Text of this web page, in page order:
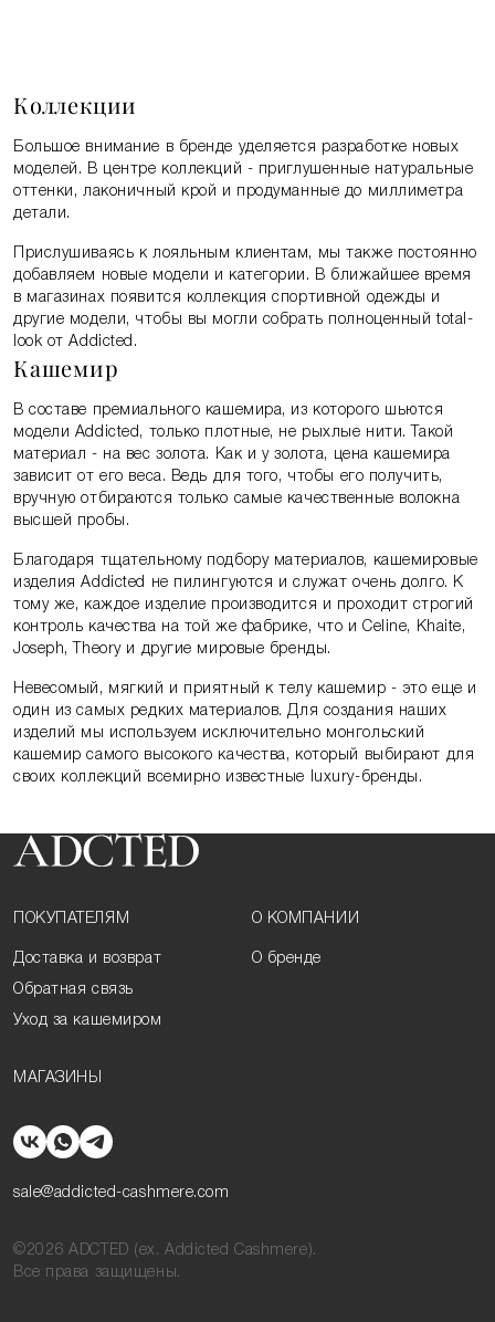
Коллекции
Большое внимание в бренде уделяется разработке новых
моделей. В центре коллекций - приглушенные натуральные
оттенки, лаконичный крой и продуманные до миллиметра
детали.
Прислушиваясь к лояльным клиентам, мы также постоянно
добавляем новые модели и категории. В ближайшее время
в магазинах появится коллекция спортивной одежды и
другие модели, чтобы вы могли собрать полноценный total-
look от Addicted.
Кашемир
В составе премиального кашемира, из которого шьются
модели Addicted, только плотные, не рыхлые нити. Такой
материал - на вес золота. Как и у золота, цена кашемира
зависит от его веса. Ведь для того, чтобы его получить,
вручную отбираются только самые качественные волокна
высшей пробы.
Благодаря тщательному подбору материалов, кашемировые
изделия Addicted не пилингуются и служат очень долго. К
тому же, каждое изделие производится и проходит строгий
контроль качества на той же фабрике, что и Celine, Khaite,
Joseph, Theory и другие мировые бренды.
Невесомый, мягкий и приятный к телу кашемир - это еще и
один из самых редких материалов. Для создания наших
изделий мы используем исключительно монгольский
кашемир самого высокого качества, который выбирают для
своих коллекций всемирно известные luxury-бренды.
ПОКУПАТЕЛЯМ
Доставка и возврат
Обратная связь
Уход за кашемиром
О КОМПАНИИ
О бренде
МАГАЗИНЫ
sale@addicted-cashmere.com
©2026 ADCTED (ex. Addicted Cashmere).
Все права защищены.